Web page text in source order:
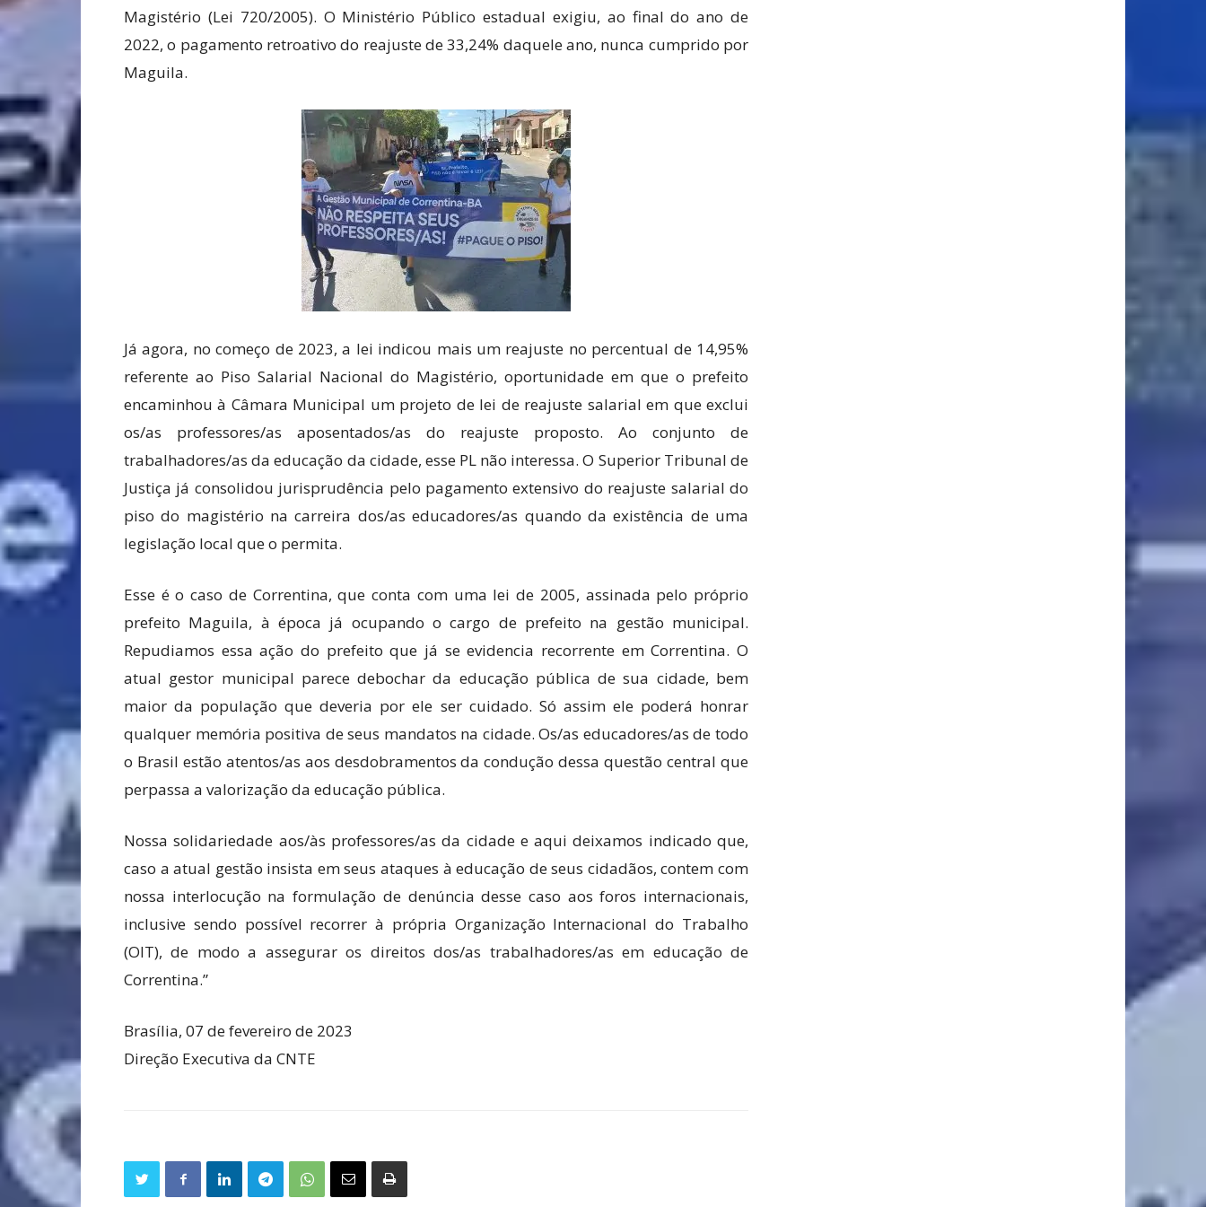
Magistério (Lei 720/2005). O Ministério Público estadual exigiu, ao final do ano de
2022, o pagamento retroativo do reajuste de 33,24% daquele ano, nunca cumprido por
Maguila.
Já agora, no começo de 2023, a lei indicou mais um reajuste no percentual de 14,95%
referente ao Piso Salarial Nacional do Magistério, oportunidade em que o prefeito
encaminhou à Câmara Municipal um projeto de lei de reajuste salarial em que exclui
os/as professores/as aposentados/as do reajuste proposto. Ao conjunto de
trabalhadores/as da educação da cidade, esse PL não interessa. O Superior Tribunal de
Justiça já consolidou jurisprudência pelo pagamento extensivo do reajuste salarial do
piso do magistério na carreira dos/as educadores/as quando da existência de uma
legislação local que o permita.
Esse é o caso de Correntina, que conta com uma lei de 2005, assinada pelo próprio
prefeito Maguila, à época já ocupando o cargo de prefeito na gestão municipal.
Repudiamos essa ação do prefeito que já se evidencia recorrente em Correntina. O
atual gestor municipal parece debochar da educação pública de sua cidade, bem
maior da população que deveria por ele ser cuidado. Só assim ele poderá honrar
qualquer memória positiva de seus mandatos na cidade. Os/as educadores/as de todo
o Brasil estão atentos/as aos desdobramentos da condução dessa questão central que
perpassa a valorização da educação pública.
Nossa solidariedade aos/às professores/as da cidade e aqui deixamos indicado que,
caso a atual gestão insista em seus ataques à educação de seus cidadãos, contem com
nossa interlocução na formulação de denúncia desse caso aos foros internacionais,
inclusive sendo possível recorrer à própria Organização Internacional do Trabalho
(OIT), de modo a assegurar os direitos dos/as trabalhadores/as em educação de
Correntina.”
Brasília, 07 de fevereiro de 2023
Direção Executiva da CNTE